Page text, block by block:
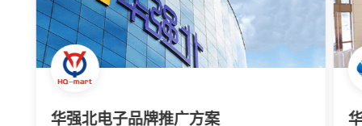
华强北电子品牌推广方案